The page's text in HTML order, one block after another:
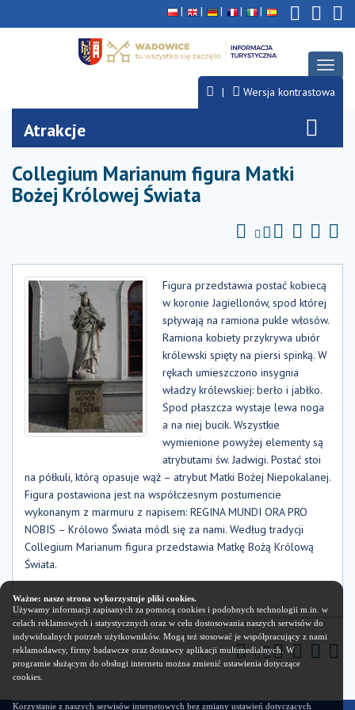
Deklaracja
dostępności
do
głównej
treści
do
menu
do
stopki
menu
Wersja kontrastowa
Atrakcje
Collegium Marianum figura Matki
Bożej Królowej Świata
Figura przedstawia postać kobiecą
w koronie Jagiellonów, spod której
spływają na ramiona pukle włosów.
Ramiona kobiety przykrywa ubiór
królewski spięty na piersi spinką. W
rękach umieszczono insygnia
władzy królewskiej: berło i jabłko.
Spod płaszcza wystaje lewa noga
a na niej bucik. Wszystkie
wymienione powyżej elementy są
atrybutami św. Jadwigi. Postać stoi
na półkuli, którą opasuje wąż – atrybut Matki Bożej Niepokalanej.
Figura postawiona jest na współczesnym postumencie
wykonanym z marmuru z napisem: REGINA MUNDI ORA PRO
NOBIS – Królowo Świata módl się za nami. Według tradycji
Collegium Marianum figura przedstawia Matkę Bożą Królową
Świata.
Ważne: nasze strona wykorzystuje pliki cookies.
Używamy informacji zapisanych za pomocą cookies i podobnych technologii m.in. w
celach reklamowych i statystycznych oraz w celu dostosowania naszych serwisów do
indywidualnych potrzeb użytkowników. Mogą też stosować je współpracujący z nami
reklamodawcy, firmy badawcze oraz dostawcy aplikacji multimedialnych. W
programie służącym do obsługi internetu można zmienić ustawienia dotyczące
cookies.
Korzystanie z naszych serwisów internetowych bez zmiany ustawień dotyczących